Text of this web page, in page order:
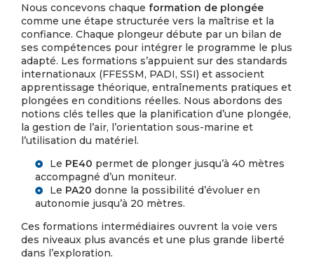
Nous concevons chaque formation de plongée
comme une étape structurée vers la maîtrise et la
confiance. Chaque plongeur débute par un bilan de
ses compétences pour intégrer le programme le plus
adapté. Les formations s’appuient sur des standards
internationaux (FFESSM, PADI, SSI) et associent
apprentissage théorique, entraînements pratiques et
plongées en conditions réelles. Nous abordons des
notions clés telles que la planification d’une plongée,
la gestion de l’air, l’orientation sous-marine et
l’utilisation du matériel.
Le PE40 permet de plonger jusqu’à 40 mètres
accompagné d’un moniteur.
Le PA20 donne la possibilité d’évoluer en
autonomie jusqu’à 20 mètres.
Ces formations intermédiaires ouvrent la voie vers
des niveaux plus avancés et une plus grande liberté
dans l’exploration.